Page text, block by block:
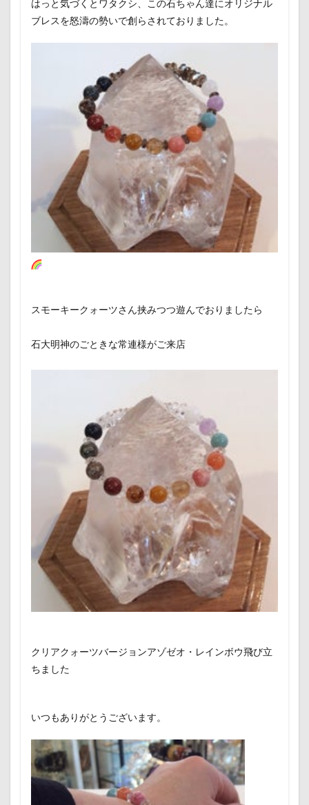
はっと気づくとワタクシ、この石ちゃん達にオリジナル
ブレスを怒濤の勢いで創らされておりました。
スモーキークォーツさん挟みつつ遊んでおりましたら
石大明神のごときな常連様がご来店
クリアクォーツバージョンアゾゼオ・レインボウ飛び立
ちました
いつもありがとうございます。